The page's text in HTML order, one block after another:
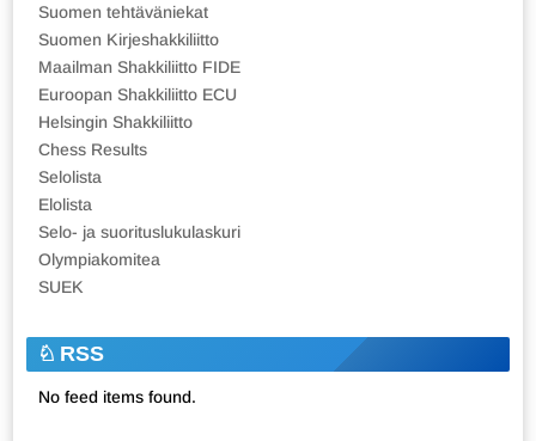
Suomen tehtäväniekat
Suomen Kirjeshakkiliitto
Maailman Shakkiliitto FIDE
Euroopan Shakkiliitto ECU
Helsingin Shakkiliitto
Chess Results
Selolista
Elolista
Selo- ja suorituslukulaskuri
Olympiakomitea
SUEK
RSS
No feed items found.